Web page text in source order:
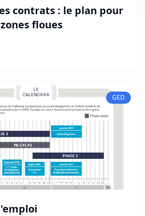
contrats : le plan pour
floues
GED